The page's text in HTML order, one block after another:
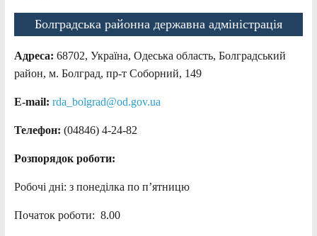
Болградська районна державна адміністрація
Адреса: 68702, Україна, Одеська область, Болградський
район, м. Болград, пр-т Соборний, 149
E-mail: rda_bolgrad@od.gov.ua
Телефон: (04846) 4-24-82
Розпорядок роботи:
Робочі дні: з понеділка по п’ятницю
Початок роботи: 8.00